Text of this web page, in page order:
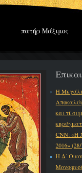
πατήρ Μάξιμος
Η Μεγάλη
και τί
CNN: «Η
2016»
Η Δ΄